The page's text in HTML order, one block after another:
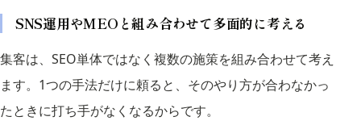
SNS運用やMEOと組み合わせて多面的に考える
集客は、SEO単体ではなく複数の施策を組み合わせて考え
ます。1つの手法だけに頼ると、そのやり方が合わなかっ
たときに打ち手がなくなるからです。